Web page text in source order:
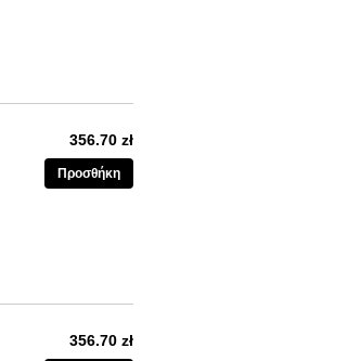
356.70 zł
Προσθήκη
356.70 zł